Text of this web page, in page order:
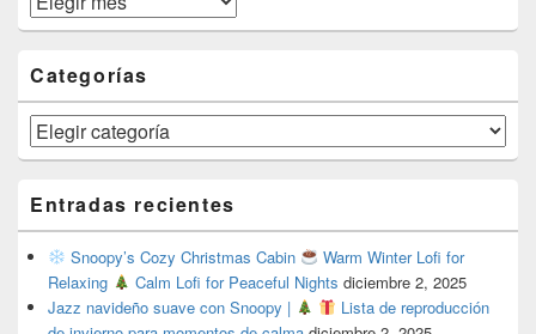
Categorías
Categorías
Entradas recientes
Snoopy’s Cozy Christmas Cabin
Warm Winter Lofi for
Relaxing
Calm Lofi for Peaceful Nights diciembre 2, 2025
Jazz navideño suave con Snoopy |
Lista de reproducción